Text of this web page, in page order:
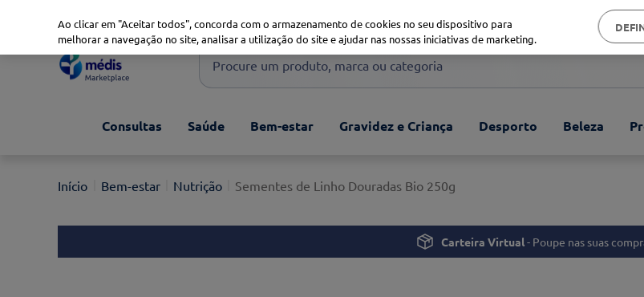
Procure um produto, marca ou categoria
1º xiaomi
3º now
Consultas Saúde Bem-estar Gravidez e Criança Desporto Beleza
Bem-estar Nutrição Sementes de Linho Douradas Bio 250g
Carteira Virtual- Poupe nas suas
Ao clicar em "Aceitar todos", concorda com o armazenamento de cookies no seu dispositivo para
melhorar a navegação no site, analisar a utilização do site e ajudar nas nossas iniciativas de marketing.